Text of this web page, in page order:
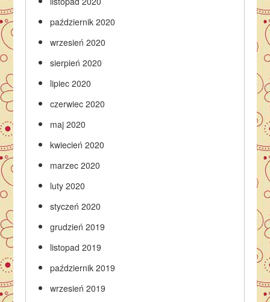
październik 2020
wrzesień 2020
sierpień 2020
lipiec 2020
czerwiec 2020
maj 2020
kwiecień 2020
marzec 2020
luty 2020
styczeń 2020
grudzień 2019
listopad 2019
październik 2019
wrzesień 2019